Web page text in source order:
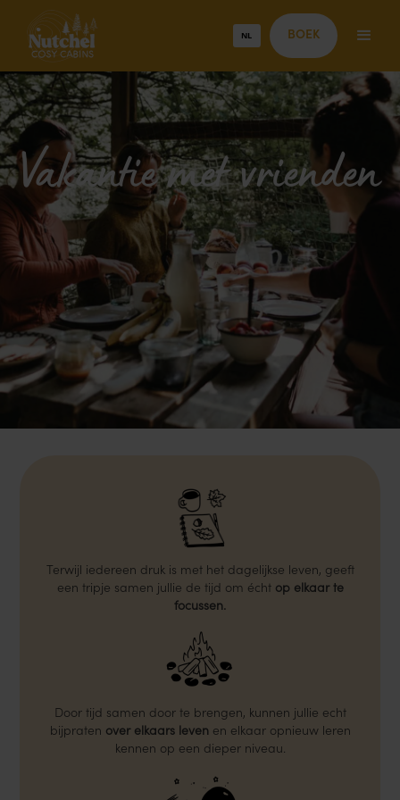
NL BOEK
Vakantie met vrienden
Terwijl iedereen druk is met het dagelijkse leven, geeft
een tripje samen jullie de tijd om écht op elkaar te
focussen.
Door tijd samen door te brengen, kunnen jullie echt
bijpraten over elkaars levenen elkaar opnieuw leren
kennen op een dieper niveau.